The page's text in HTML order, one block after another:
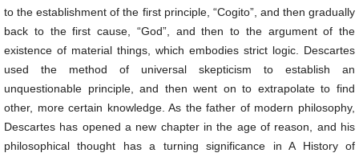
to the establishment of the first principle, “Cogito”, and then gradually
back to the first cause, “God”, and then to the argument of the
existence of material things, which embodies strict logic. Descartes
used the method of universal skepticism to establish an
unquestionable principle, and then went on to extrapolate to find
other, more certain knowledge. As the father of modern philosophy,
Descartes has opened a new chapter in the age of reason, and his
philosophical thought has a turning significance in A History of